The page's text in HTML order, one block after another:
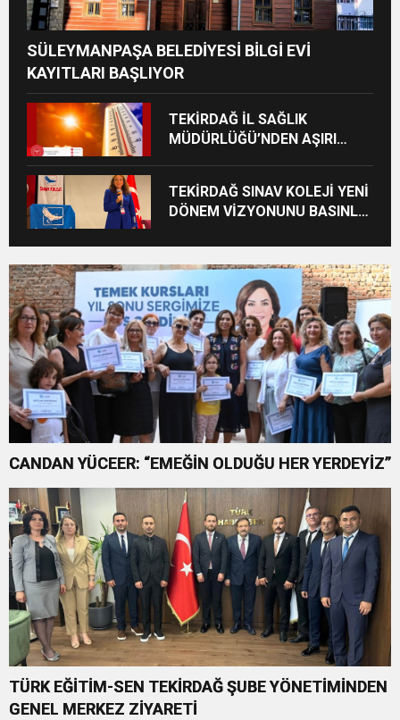
SÜLEYMANPAŞA BELEDİYESİ BİLGİ EVİ
KAYITLARI BAŞLIYOR
TEKİRDAĞ İL SAĞLIK
MÜDÜRLÜĞÜ’NDEN AŞIRI
ÇIKMAYIN!”
TEKİRDAĞ SINAV KOLEJİ YENİ
DÖNEM VİZYONUNU BASINLA
CANDAN YÜCEER: “EMEĞİN OLDUĞU HER YERDEYİZ”
TÜRK EĞİTİM-SEN TEKİRDAĞ ŞUBE YÖNETİMİNDEN
GENEL MERKEZ ZİYARETİ